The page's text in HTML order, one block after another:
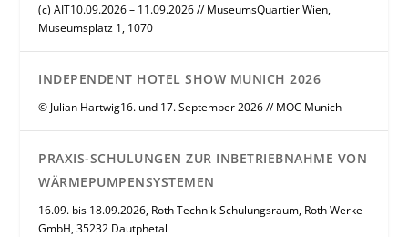
(c) AIT10.09.2026 – 11.09.2026 // MuseumsQuartier Wien,
Museumsplatz 1, 1070
INDEPENDENT HOTEL SHOW MUNICH 2026
© Julian Hartwig16. und 17. September 2026 // MOC Munich
PRAXIS-SCHULUNGEN ZUR INBETRIEBNAHME VON
WÄRMEPUMPENSYSTEMEN
16.09. bis 18.09.2026, Roth Technik-Schulungsraum, Roth Werke
GmbH, 35232 Dautphetal